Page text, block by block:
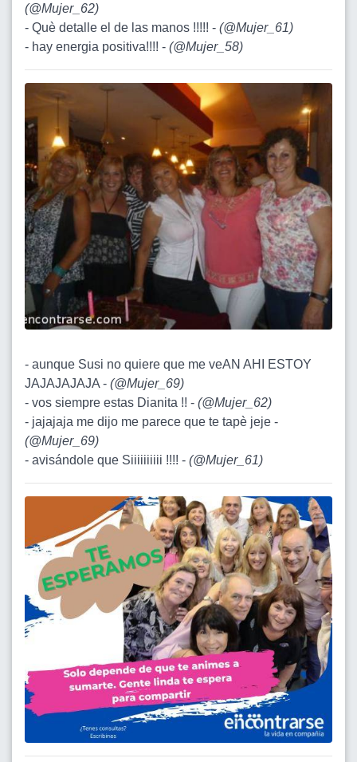
(@Mujer_62)
- Què detalle el de las manos !!!!! - (@Mujer_61)
- hay energia positiva!!!! - (@Mujer_58)
- aunque Susi no quiere que me veAN AHI ESTOY
JAJAJAJAJA - (@Mujer_69)
- vos siempre estas Dianita !! - (@Mujer_62)
- jajajaja me dijo me parece que te tapè jeje -
(@Mujer_69)
- avisándole que Siiiiiiiiii !!!! - (@Mujer_61)